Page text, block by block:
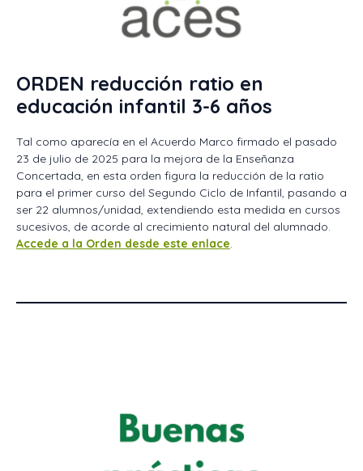
ORDEN reducción ratio en
educación infantil 3-6 años
Tal como aparecía en el Acuerdo Marco firmado el pasado
23 de julio de 2025 para la mejora de la Enseñanza
Concertada, en esta orden figura la reducción de la ratio
para el primer curso del Segundo Ciclo de Infantil, pasando a
ser 22 alumnos/unidad, extendiendo esta medida en cursos
sucesivos, de acorde al crecimiento natural del alumnado.
Accede a la Orden desde este enlace.